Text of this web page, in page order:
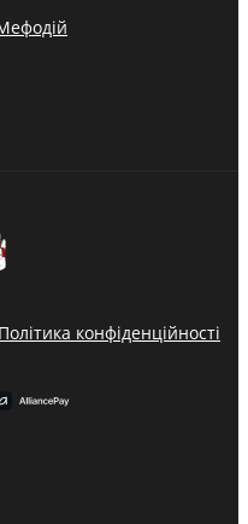
Політика конфіденційності